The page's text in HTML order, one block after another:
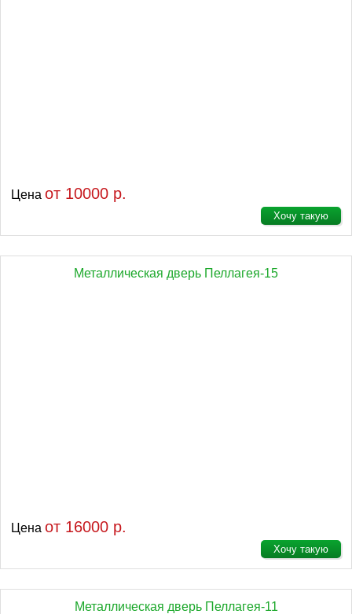
Цена от 10000 р.
Хочу такую
Металлическая дверь Пеллагея-15
Цена от 16000 р.
Хочу такую
Металлическая дверь Пеллагея-11